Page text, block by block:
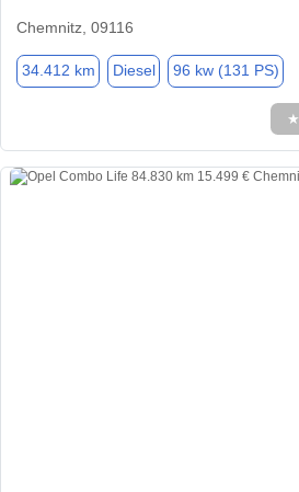
Chemnitz, 09116
34.412 km Diesel 96 kw (131 PS)
★